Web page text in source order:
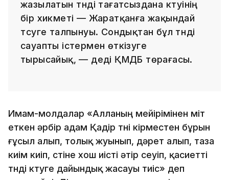
жазылатын түнді тағатсыздана күтуінің
бір хикметі — Жаратқанға жақындай
түсуге талпынуы. Сондықтан бұл түнді
сауапты істермен өткізуге
тырысайық, — деді ҚМДБ төрағасы.
Имам-молдалар «Алланың мейірімінен үміт
еткен әрбір адам Қадір түні кірместен бұрын
ғұсыл алып, толық жуынып, дәрет алып, таза
киім киіп, үстіне хош иісті әтір сеуіп, қасиетті
түнді күтуге дайындық жасауы тиіс» деп